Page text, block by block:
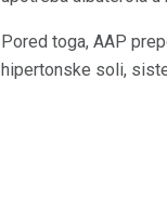
Pored toga, AAP
hipertonske soli,